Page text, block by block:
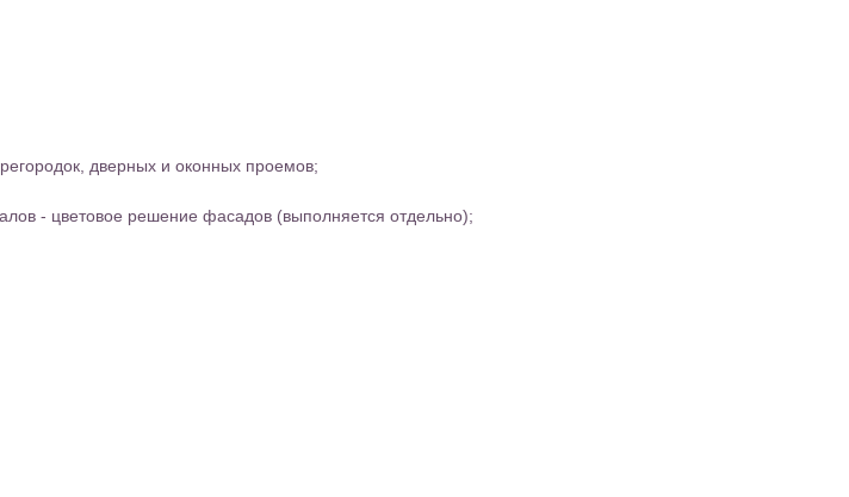
дверных и оконных проемов;
- цветовое решение фасадов (выполняется отдельно);